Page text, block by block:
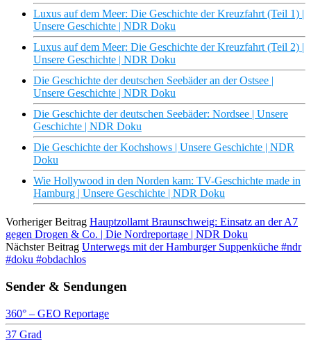
Luxus auf dem Meer: Die Geschichte der Kreuzfahrt (Teil 1) |
Unsere Geschichte | NDR Doku
Luxus auf dem Meer: Die Geschichte der Kreuzfahrt (Teil 2) |
Unsere Geschichte | NDR Doku
Die Geschichte der deutschen Seebäder an der Ostsee |
Unsere Geschichte | NDR Doku
Die Geschichte der deutschen Seebäder: Nordsee | Unsere
Geschichte | NDR Doku
Die Geschichte der Kochshows | Unsere Geschichte | NDR
Doku
Wie Hollywood in den Norden kam: TV-Geschichte made in
Hamburg | Unsere Geschichte | NDR Doku
Vorheriger Beitrag Hauptzollamt Braunschweig: Einsatz an der A7
gegen Drogen & Co. | Die Nordreportage | NDR Doku
Nächster Beitrag Unterwegs mit der Hamburger Suppenküche #ndr
#doku #obdachlos
Sender & Sendungen
360° – GEO Reportage
37 Grad